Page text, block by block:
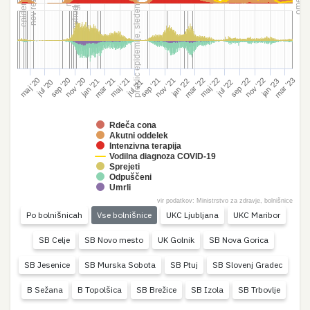
maj '20jul '20sep '20nov '20jan '21mar '21maj '21jul '21sep '21nov '21jan '22mar '22maj '22jul '22sep '22nov '22jan '23mar '23
Rdeča cona
Akutni oddelek
Intenzivna terapija
Vodilna diagnoza COVID-19
Sprejeti
Odpuščeni
Umrli
vir podatkov: Ministrstvo za zdravje, bolnišnice
Po bolnišnicah Vse bolnišnice UKC Ljubljana UKC Maribor
SB Celje SB Novo mesto UK Golnik SB Nova Gorica
SB Jesenice SB Murska Sobota SB Ptuj SB Slovenj Gradec
B Sežana B Topolšica SB Brežice SB Izola SB Trbovlje